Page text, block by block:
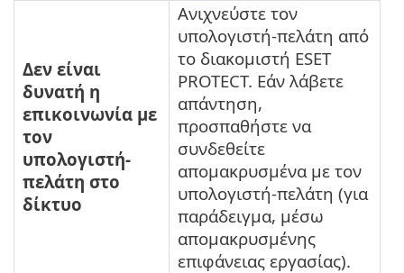
Δεν είναι
δυνατή η
επικοινωνία με
τον
υπολογιστή-
πελάτη στο
δίκτυο
Ανιχνεύστε τον
υπολογιστή-πελάτη από
το διακομιστή ESET
PROTECT. Εάν λάβετε
απάντηση,
προσπαθήστε να
συνδεθείτε
απομακρυσμένα με τον
υπολογιστή-πελάτη (για
παράδειγμα, μέσω
απομακρυσμένης
επιφάνειας εργασίας).